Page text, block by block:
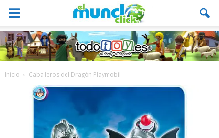
Inicio Caballeros del Dragón Playmobil